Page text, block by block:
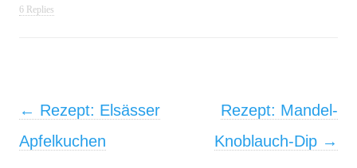
6 Replies
Post navigation
← Rezept: Elsässer
Apfelkuchen
Rezept: Mandel-
Knoblauch-Dip →